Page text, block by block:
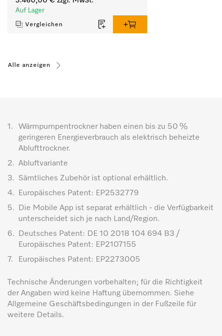
Auf Lager
Vergleichen
Alle anzeigen
1.
Wärmpumpentrockner haben einen bis zu 50 %
geringeren Energieverbrauch als elektrisch beheizte
Ablufttrockner.
2. Abluftvariante
3.
Sämtliches Zubehör ist optional erhältlich.
4.
Europäisches Patent: EP2532779
5.
Die Mobile App ist separat erhältlich - die Verfügbarkeit
unterscheidet sich je nach Land/Region.
6.
Deutsches Patent: DE 10 2018 104 694 B3 /
Europäisches Patent: EP2107155
7.
Europäisches Patent: EP2273005
Technische Änderungen vorbehalten; für die Richtigkeit
der Angaben wird keine Haftung übernommen. Siehe
Allgemeine Geschäftsbedingungen in der Fußzeile für
weitere Details.